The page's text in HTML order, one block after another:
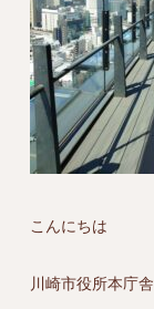
こんにちは
川崎市役所本庁